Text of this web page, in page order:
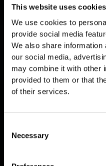
This website uses cookies
We use cookies to
provide social media
We also share
our social media,
may combine it with other
provided to them or that
of their services.
Selection
Necessary